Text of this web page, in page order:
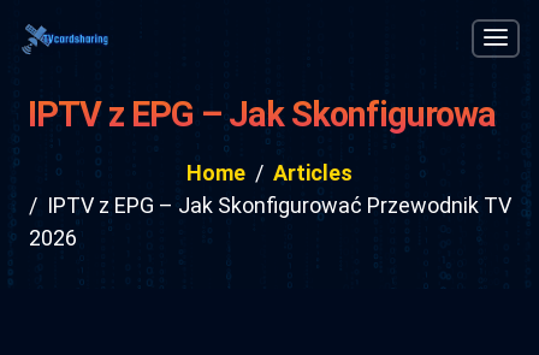
IPTV z EPG – Jak Skonfigurować
Przewodnik TV 2026
Home
Articles
IPTV z EPG – Jak Skonfigurować Przewodnik TV
2026